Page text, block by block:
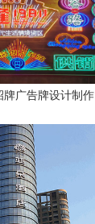
牌广告牌设计制作